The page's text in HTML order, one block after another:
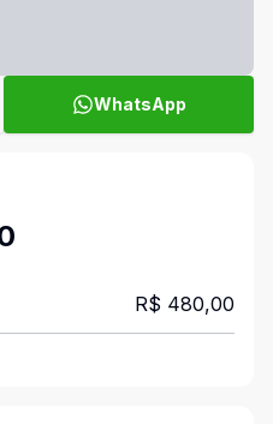
WhatsApp
R$ 480,00